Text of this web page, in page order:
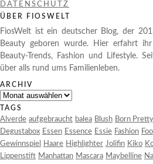
DATENSCHUTZ
ÜBER FIOSWELT
FiosWelt ist ein deutscher Blog, der
Beauty geboren wurde. Hier erfahrt
Beauty-Trends, Fashion und Lifestyle.
über alls rund ums Familienleben.
ARCHIV
Archiv
TAGS
Alverde aufgebraucht balea Blush Born Pretty
Degustabox Essen Essence Essie Fashion
Gewinnspiel
Haare Highlighter Jolifin Kiko
Lippenstift Manhattan Mascara Maybelline